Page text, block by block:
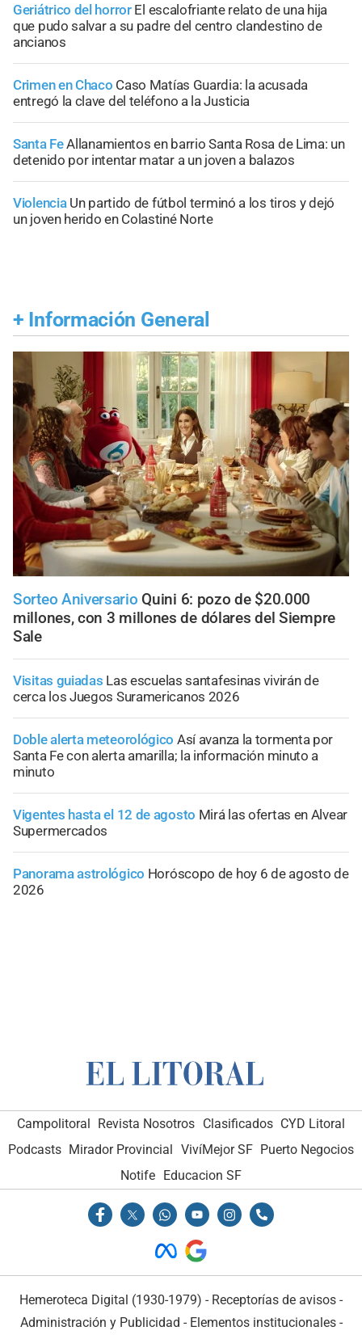
Geriátrico del horror El escalofriante relato de una hija
que pudo salvar a su padre del centro clandestino de
ancianos
Crimen en Chaco Caso Matías Guardia: la acusada
entregó la clave del teléfono a la Justicia
Santa FeAllanamientos en barrio Santa Rosa de Lima: un
detenido por intentar matar a un joven a balazos
Violencia Un partido de fútbol terminó a los tiros y dejó
un joven herido en Colastiné Norte
+ Información General
Sorteo Aniversario Quini 6: pozo de $20.000
millones, con 3 millones de dólares del Siempre
Sale
Visitas guiadas Las escuelas santafesinas vivirán de
cerca los Juegos Suramericanos 2026
Doble alerta meteorológico Así avanza la tormenta por
Santa Fe con alerta amarilla; la información minuto a
minuto
Vigentes hasta el 12 de agosto Mirá las ofertas en Alvear
Supermercados
Panorama astrológico Horóscopo de hoy 6 de agosto de
2026
Campolitoral Revista Nosotros Clasificados CYD Litoral
Podcasts Mirador Provincial VivíMejor SF Puerto Negocios
Notife Educacion SF
Hemeroteca Digital (1930-1979) - Receptorías de avisos -
Administración y Publicidad - Elementos institucionales-